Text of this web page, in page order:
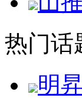
热门话
明